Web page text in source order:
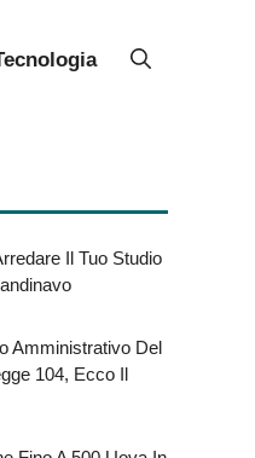
Il Tuo Studio
Amministrativo Del
104, Ecco Il